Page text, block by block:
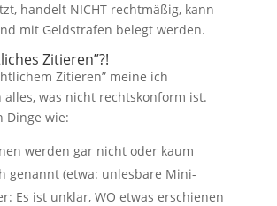
handelt NICHT rechtmäßig, kann
mit Geldstrafen belegt werden.
Zitieren”?!
Zitieren” meine ich
was nicht rechtskonform ist.
Dinge wie:
werden gar nicht oder kaum
genannt (etwa: unlesbare Mini-
Es ist unklar, WO etwas erschienen